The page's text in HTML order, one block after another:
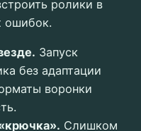
ролики в
ошибок.
Запуск
без адаптации
воронки
Слишком